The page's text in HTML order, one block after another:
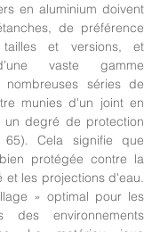
en aluminium doivent
de préférence
et versions, et
vaste gamme
nombreuses séries de
munies d'un joint en
degré de protection
Cela signifie que
protégée contre la
et les projections d'eau.
» optimal pour les
des environnements